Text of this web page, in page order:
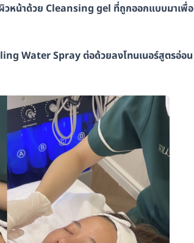
ผิวหน้าด้วย Cleansing gel ที่ถูกออกแบบมาเพื่อ
Water Spray ต่อด้วยลงโทนเนอร์สูตรอ่อน